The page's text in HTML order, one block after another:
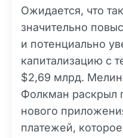
Ожидается, что
значительно
и потенциально
капитализацию с
$2,69 млрд.
Фолкман раскрыл
нового
платежей,